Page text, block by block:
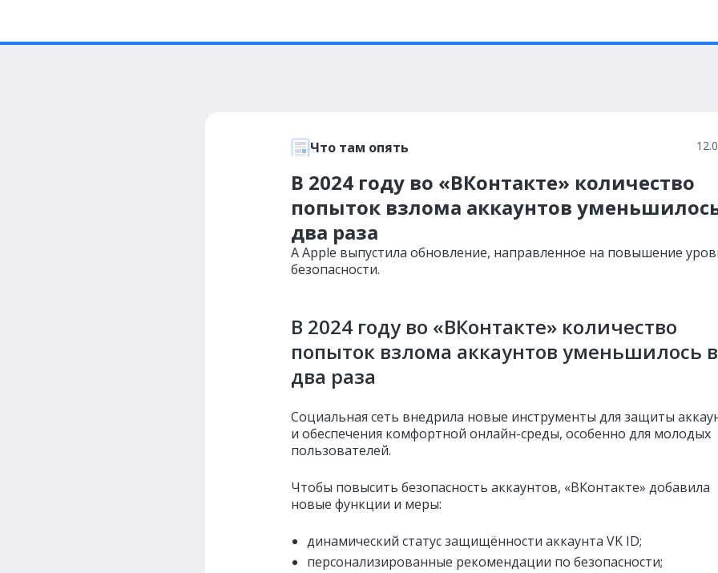
Что там опять
В 2024 году во «ВКонтакте» количество
попыток взлома аккаунтов
два раза
А Apple выпустила обновление, направленное на повышение
безопасности.
В 2024 году во «ВКонтакте» количество
попыток взлома аккаунтов уменьшилось в
два раза
Социальная сеть внедрила новые инструменты для защиты
и обеспечения комфортной онлайн-среды, особенно для молодых
пользователей.
Чтобы повысить безопасность аккаунтов, «ВКонтакте» добавила
новые функции и меры:
динамический статус защищённости аккаунта VK ID;
персонализированные рекомендации по безопасности;